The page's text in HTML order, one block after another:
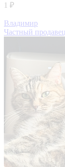
1 ₽
Владимир
Частный продавец